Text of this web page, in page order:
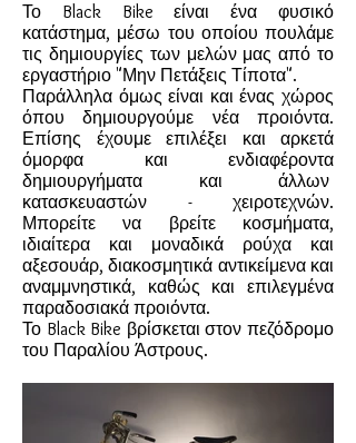
Το Black Bike είναι ένα φυσικό
κατάστημα, μέσω του οποίου πουλάμε
τις δημιουργίες των μελών μας από το
εργαστήριο "Μην Πετάξεις Τίποτα".
Παράλληλα όμως είναι και ένας χώρος
όπου δημιουργούμε νέα προιόντα.
Επίσης έχουμε επιλέξει και αρκετά
όμορφα και ενδιαφέροντα
δημιουργήματα και άλλων
κατασκευαστών - χειροτεχνών.
Μπορείτε να βρείτε κοσμήματα,
ιδιαίτερα και μοναδικά ρούχα και
αξεσουάρ, διακοσμητικά αντικείμενα και
αναμμνηστικά, καθώς και επιλεγμένα
παραδοσιακά προιόντα.
Το Black Bike βρίσκεται στον πεζόδρομο
του Παραλίου Άστρους.